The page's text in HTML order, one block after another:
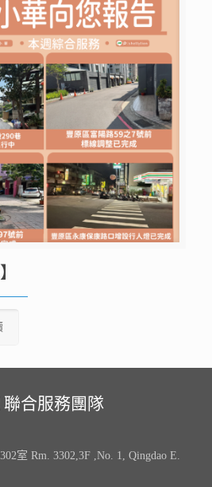
合服務團隊
室 Rm. 3302,3F ,No. 1, Qingdao E.